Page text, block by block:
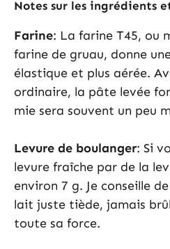
Notes sur les ingrédients
Farine: La farine T45, ou
farine de gruau, donne
élastique et plus aérée.
ordinaire, la pâte levée
mie sera souvent un peu
Levure de boulanger: Si
levure fraîche par de la
environ 7 g. Je conseille
lait juste tiède, jamais
toute sa force.